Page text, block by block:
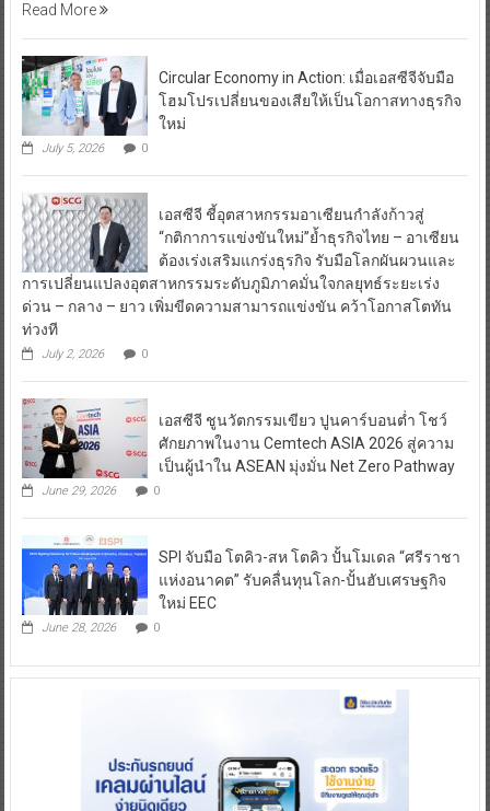
Read More
Circular Economy in Action: เมื่อเอสซีจีจับมือ
โฮมโปรเปลี่ยนของเสียให้เป็นโอกาสทางธุรกิจ
ใหม่
July 5, 2026 0
เอสซีจี ชี้อุตสาหกรรมอาเซียนกำลังก้าวสู่
“กติกาการแข่งขันใหม่”ย้ำธุรกิจไทย – อาเซียน
ต้องเร่งเสริมแกร่งธุรกิจ รับมือโลกผันผวนและ
การเปลี่ยนแปลงอุตสาหกรรมระดับภูมิภาคมั่นใจกลยุทธ์ระยะเร่ง
ด่วน – กลาง – ยาว เพิ่มขีดความสามารถแข่งขัน คว้าโอกาสโตทัน
ท่วงที
July 2, 2026 0
เอสซีจี ชูนวัตกรรมเขียว ปูนคาร์บอนต่ำ โชว์
ศักยภาพในงาน Cemtech ASIA 2026 สู่ความ
เป็นผู้นำใน ASEAN มุ่งมั่น Net Zero Pathway
June 29, 2026 0
SPI จับมือ โตคิว-สห โตคิว ปั้นโมเดล “ศรีราชา
แห่งอนาคต” รับคลื่นทุนโลก-ปั้นฮับเศรษฐกิจ
ใหม่ EEC
June 28, 2026 0